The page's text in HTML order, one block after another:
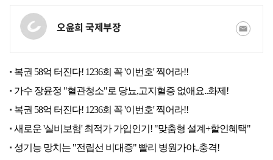
오윤희 국제부장